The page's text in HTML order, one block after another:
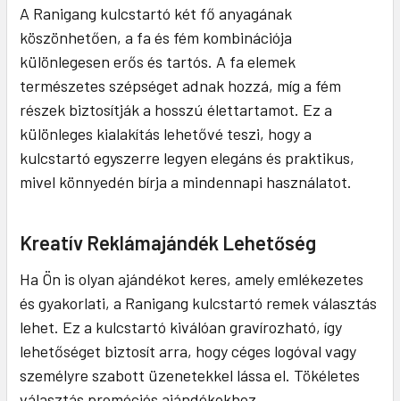
A Ranigang kulcstartó két fő anyagának
köszönhetően, a fa és fém kombinációja
különlegesen erős és tartós. A fa elemek
természetes szépséget adnak hozzá, míg a fém
részek biztosítják a hosszú élettartamot. Ez a
különleges kialakítás lehetővé teszi, hogy a
kulcstartó egyszerre legyen elegáns és praktikus,
mivel könnyedén bírja a mindennapi használatot.
Kreatív Reklámajándék Lehetőség
Ha Ön is olyan ajándékot keres, amely emlékezetes
és gyakorlati, a Ranigang kulcstartó remek választás
lehet. Ez a kulcstartó kiválóan gravírozható, így
lehetőséget biztosít arra, hogy céges logóval vagy
személyre szabott üzenetekkel lássa el. Tökéletes